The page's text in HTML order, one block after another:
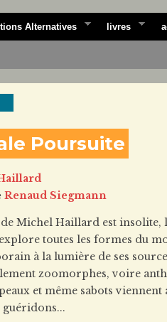
Alternatives livres
Poursuite
Renaud Siegmann
Michel Haillard est insolite,
toutes les formes du
à la lumière de ses
zoomorphes, voire
et même sabots
guéridons...